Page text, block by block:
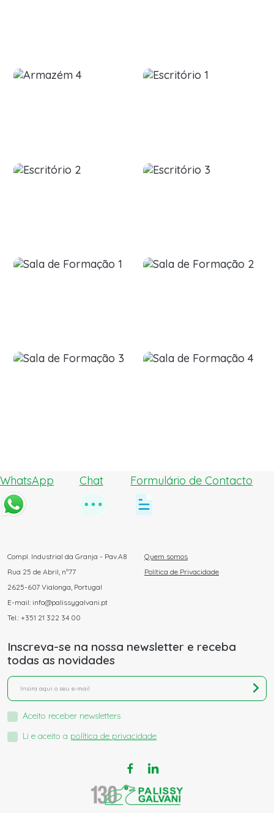
WhatsApp Chat Formulário de Contacto
Compl. Industrial da Granja - Pav.A8
Rua 25 de Abril, nº77
2625-607 Vialonga, Portugal
E-mail: info@palissygalvani.pt
Tel.: +351 21 322 34 00
Quem somos
Política de Privacidade
Inscreva-se na nossa newsletter e receba
todas as novidades
Aceito receber newsletters
Li e aceito a política de privacidade